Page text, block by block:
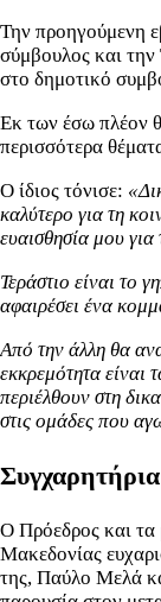
Την προηγούμενη
σύμβουλος και την
στο δημοτικό
Εκ των έσω πλέον
περισσότερα
Ο ίδιος τόνισε:
καλύτερο για τη
ευαισθησία μου
Τεράστιο είναι το
αφαιρέσει ένα
Από την άλλη θα
εκκρεμότητα είναι
περιέλθουν στη
στις ομάδες που
O Πρόεδρος και
Μακεδονίας
της, Παύλο Μελά